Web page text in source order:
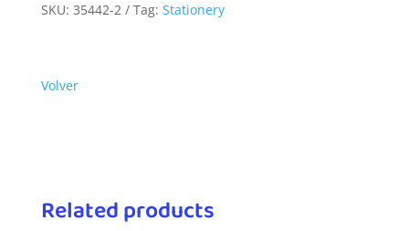
SKU: 35442-2 Tag: Stationery
Volver
Related products